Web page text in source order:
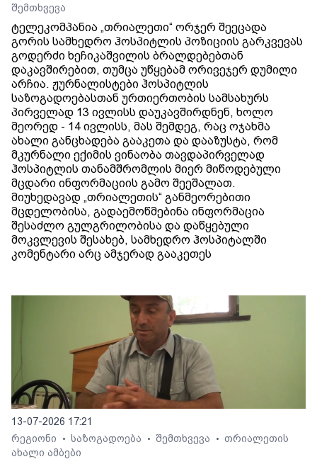
შემთხვევა
ტელეკომპანია „თრიალეთი“ ორჯერ შეეცადა
გორის სამხედრო ჰოსპიტლის პოზიციის გარკვევას
გოდერძი ხეჩიკაშვილის ბრალდებებთან
დაკავშირებით, თუმცა უწყებამ ორივეჯერ დუმილი
არჩია. ჟურნალისტები ჰოსპიტლის
საზოგადოებასთან ურთიერთობის სამსახურს
პირველად 13 ივლისს დაუკავშირდნენ, ხოლო
მეორედ - 14 ივლისს, მას შემდეგ, რაც ოჯახმა
ახალი განცხადება გააკეთა და დააზუსტა, რომ
მკურნალი ექიმის ვინაობა თავდაპირველად
ჰოსპიტლის თანამშრომლის მიერ მიწოდებული
მცდარი ინფორმაციის გამო შეეშალათ.
მიუხედავად „თრიალეთის“ განმეორებითი
მცდელობისა, გადაემოწმებინა ინფორმაცია
შესაძლო გულგრილობისა და დაწყებული
მოკვლევის შესახებ, სამხედრო ჰოსპიტალში
კომენტარი არც ამჯერად გააკეთეს
13-07-2026 17:21
რეგიონი
• საზოგადოება • შემთხვევა • თრიალეთის
ახალი ამბები